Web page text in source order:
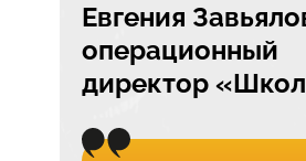
Евгения
операционный
директор